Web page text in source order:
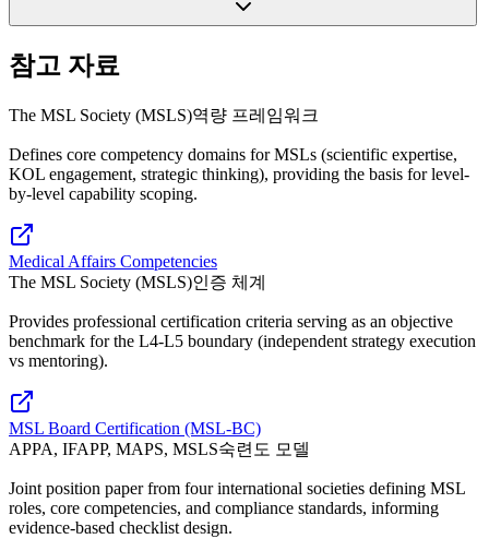
참고 자료
The MSL Society (MSLS)역량 프레임워크
Defines core competency domains for MSLs (scientific expertise,
KOL engagement, strategic thinking), providing the basis for level-
by-level capability scoping.
Medical Affairs Competencies
The MSL Society (MSLS)인증 체계
Provides professional certification criteria serving as an objective
benchmark for the L4-L5 boundary (independent strategy execution
vs mentoring).
MSL Board Certification (MSL-BC)
APPA, IFAPP, MAPS, MSLS숙련도 모델
Joint position paper from four international societies defining MSL
roles, core competencies, and compliance standards, informing
evidence-based checklist design.